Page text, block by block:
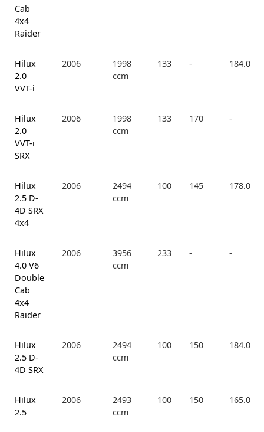
Cab
4x4
Raider
Hilux
2.0
VVT-i
2006
1998
ccm
133 - 184.0
Hilux
2.0
VVT-i
SRX
2006
1998
ccm
133 170 -
Hilux
2.5 D-
4D SRX
4x4
2006
2494
ccm
100 145 178.0
Hilux
4.0 V6
Double
Cab
4x4
Raider
2006
3956
ccm
233 - -
Hilux
2.5 D-
4D SRX
2006
2494
ccm
100 150 184.0
Hilux
2.5
2006
2493
ccm
100 150 165.0